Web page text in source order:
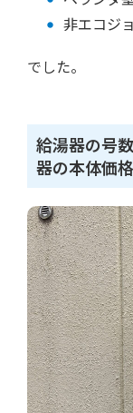
非エコジ
でした。
給湯器の号
器の本体価